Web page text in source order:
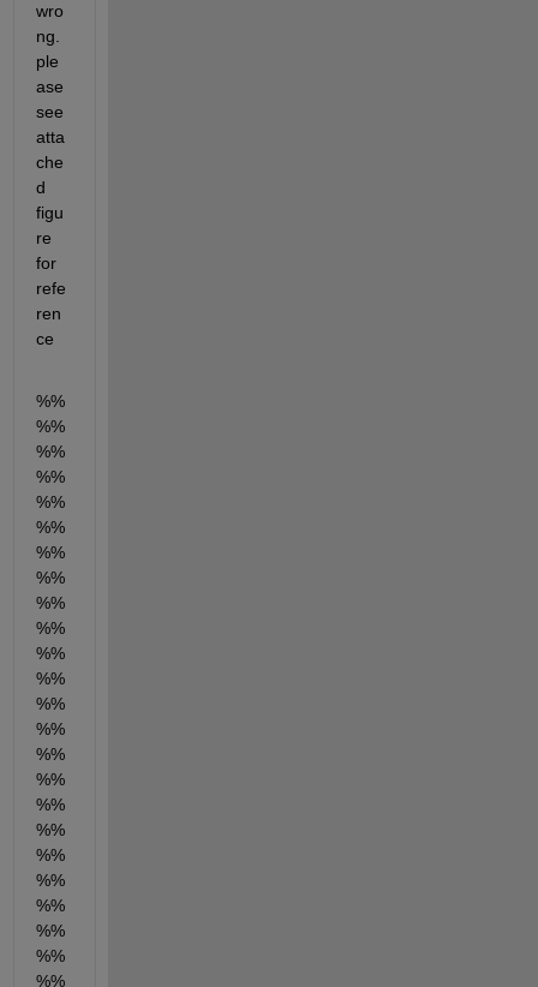
wro
ng.
ple
ase
see
atta
che
d
figu
re
for
refe
ren
ce
%%
%%
%%
%%
%%
%%
%%
%%
%%
%%
%%
%%
%%
%%
%%
%%
%%
%%
%%
%%
%%
%%
%%
%%